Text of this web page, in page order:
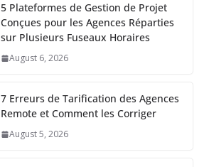
5 Plateformes de Gestion de Projet
Conçues pour les Agences Réparties
sur Plusieurs Fuseaux Horaires
August 6, 2026
7 Erreurs de Tarification des Agences
Remote et Comment les Corriger
August 5, 2026